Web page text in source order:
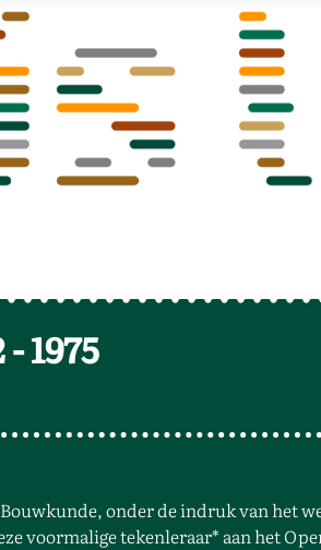
-1975
onder de indruk van het
voormalige tekenleraar* aan het